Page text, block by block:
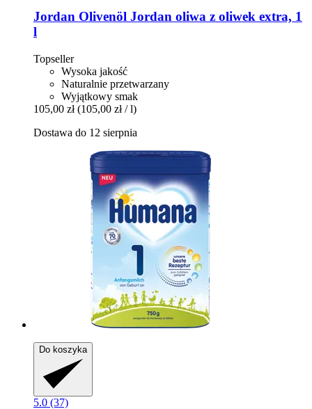
Jordan Olivenöl Jordan oliwa z oliwek extra, 1
l
Topseller
Wysoka jakość
Naturalnie przetwarzany
Wyjątkowy smak
105,00 zł (105,00 zł / l)
Dostawa do 12 sierpnia
Do koszyka
5.0 (37)